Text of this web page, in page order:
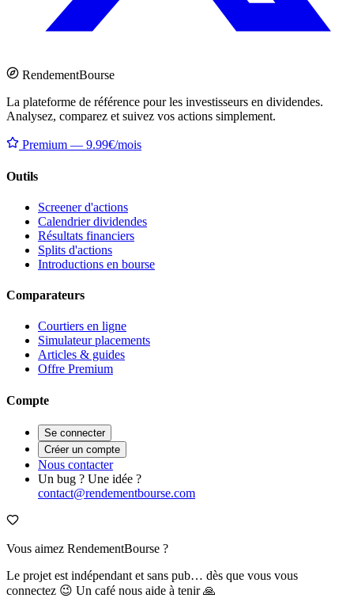
RendementBourse
La plateforme de référence pour les investisseurs en dividendes.
Analysez, comparez et suivez vos actions simplement.
Premium — 9.99€/mois
Outils
Screener d'actions
Calendrier dividendes
Résultats financiers
Splits d'actions
Introductions en bourse
Comparateurs
Courtiers en ligne
Simulateur placements
Articles & guides
Offre Premium
Compte
Se connecter
Créer un compte
Nous contacter
Un bug ? Une idée ?
contact@rendementbourse.com
Vous aimez RendementBourse ?
Le projet est indépendant et sans pub… dès que vous vous
connectez 😉 Un café nous aide à tenir 🙏